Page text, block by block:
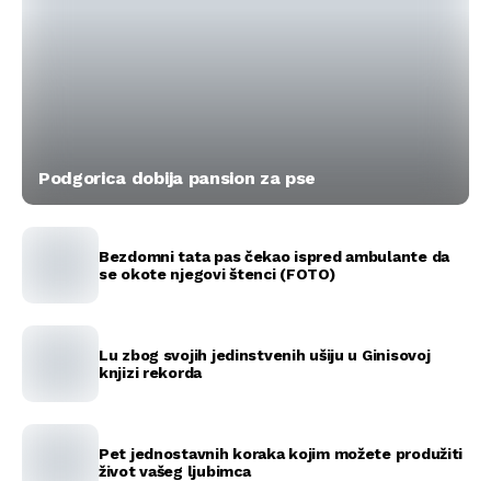
Podgorica dobija pansion za pse
Bezdomni tata pas čekao ispred ambulante da
se okote njegovi štenci (FOTO)
Lu zbog svojih jedinstvenih ušiju u Ginisovoj
knjizi rekorda
Pet jednostavnih koraka kojim možete produžiti
život vašeg ljubimca